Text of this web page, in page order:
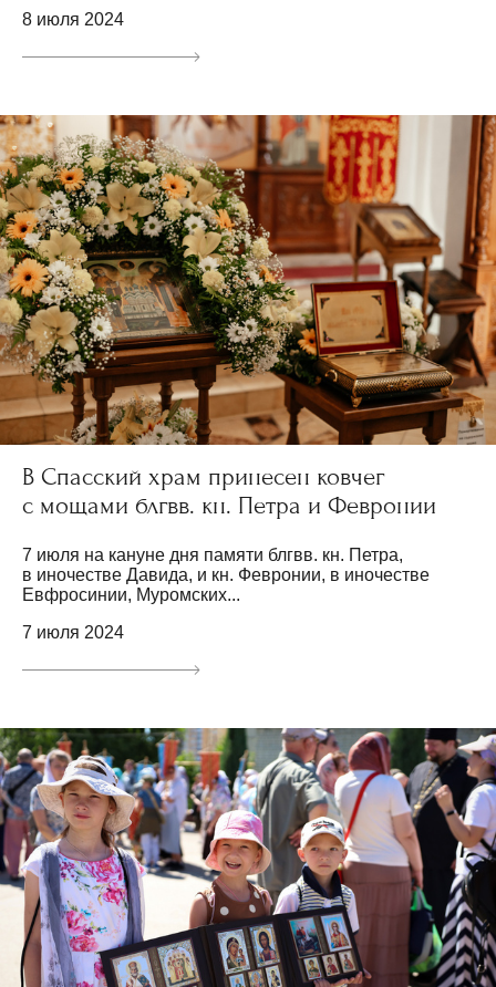
8 июля 2024
В Спасский храм принесен ковчег
с мощами блгвв. кн. Петра и Февронии
7 июля на кануне дня памяти блгвв. кн. Петра,
в иночестве Давида, и кн. Февронии, в иночестве
Евфросинии, Муромских...
7 июля 2024